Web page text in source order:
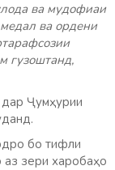
ва мудофиаи
ва ордени
гузоштанд,
Ҷумҳурии
бо тифли
зери харобаҳо